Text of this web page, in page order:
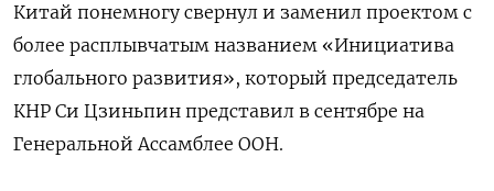
Китай понемногу свернул и заменил проектом с
более расплывчатым названием «Инициатива
глобального развития», который председатель
КНР Си Цзиньпин представил в сентябре на
Генеральной Ассамблее ООН.